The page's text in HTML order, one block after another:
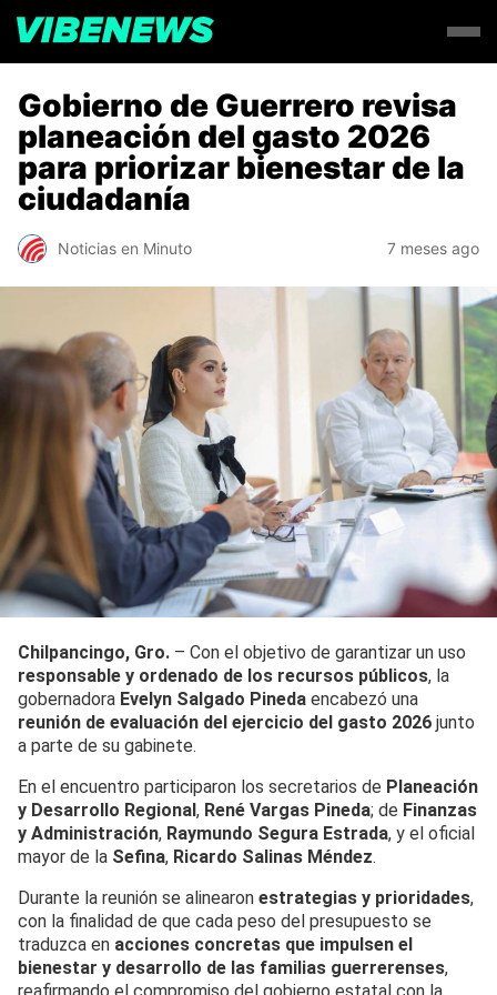
Gobierno de Guerrero revisa
planeación del gasto 2026
para priorizar bienestar de la
ciudadanía
Noticias en Minuto 7 meses ago
Chilpancingo, Gro. – Con el objetivo de garantizar un uso
responsable y ordenado de los recursos públicos, la
gobernadora Evelyn Salgado Pineda encabezó una
reunión de evaluación del ejercicio del gasto 2026 junto
a parte de su gabinete.
En el encuentro participaron los secretarios de Planeación
y Desarrollo Regional, René Vargas Pineda; de Finanzas
y Administración, Raymundo Segura Estrada, y el oficial
mayor de la Sefina, Ricardo Salinas Méndez.
Durante la reunión se alinearon estrategias y prioridades,
con la finalidad de que cada peso del presupuesto se
traduzca en acciones concretas que impulsen el
bienestar y desarrollo de las familias guerrerenses,
reafirmando el compromiso del gobierno estatal con la